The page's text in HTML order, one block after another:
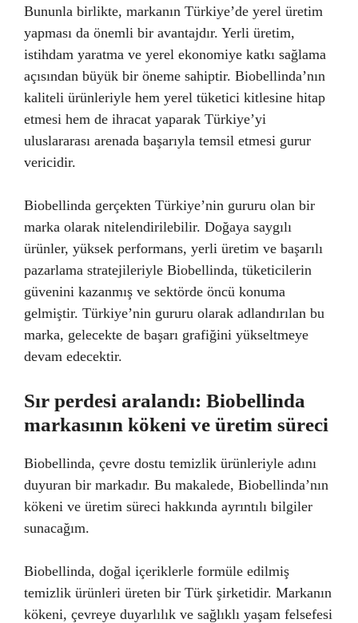
Bununla birlikte, markanın Türkiye’de yerel üretim
yapması da önemli bir avantajdır. Yerli üretim,
istihdam yaratma ve yerel ekonomiye katkı sağlama
açısından büyük bir öneme sahiptir. Biobellinda’nın
kaliteli ürünleriyle hem yerel tüketici kitlesine hitap
etmesi hem de ihracat yaparak Türkiye’yi
uluslararası arenada başarıyla temsil etmesi gurur
vericidir.
Biobellinda gerçekten Türkiye’nin gururu olan bir
marka olarak nitelendirilebilir. Doğaya saygılı
ürünler, yüksek performans, yerli üretim ve başarılı
pazarlama stratejileriyle Biobellinda, tüketicilerin
güvenini kazanmış ve sektörde öncü konuma
gelmiştir. Türkiye’nin gururu olarak adlandırılan bu
marka, gelecekte de başarı grafiğini yükseltmeye
devam edecektir.
Sır perdesi aralandı: Biobellinda
markasının kökeni ve üretim süreci
Biobellinda, çevre dostu temizlik ürünleriyle adını
duyuran bir markadır. Bu makalede, Biobellinda’nın
kökeni ve üretim süreci hakkında ayrıntılı bilgiler
sunacağım.
Biobellinda, doğal içeriklerle formüle edilmiş
temizlik ürünleri üreten bir Türk şirketidir. Markanın
kökeni, çevreye duyarlılık ve sağlıklı yaşam felsefesi